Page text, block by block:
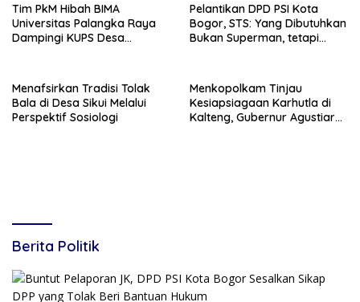
Tim PkM Hibah BIMA
Universitas Palangka Raya
Dampingi KUPS Desa
Pelantikan DPD PSI Kota
Bogor, STS: Yang Dibutuhkan
Bukan Superman, tetapi
Menafsirkan Tradisi Tolak
Bala di Desa Sikui Melalui
Perspektif Sosiologi
Menkopolkam Tinjau
Kesiapsiagaan Karhutla di
Kalteng, Gubernur Agustiar
Berita Politik